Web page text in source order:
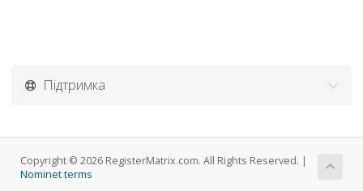
Підтримка
Copyright © 2026 RegisterMatrix.com. All Rights Reserved. |
Nominet terms